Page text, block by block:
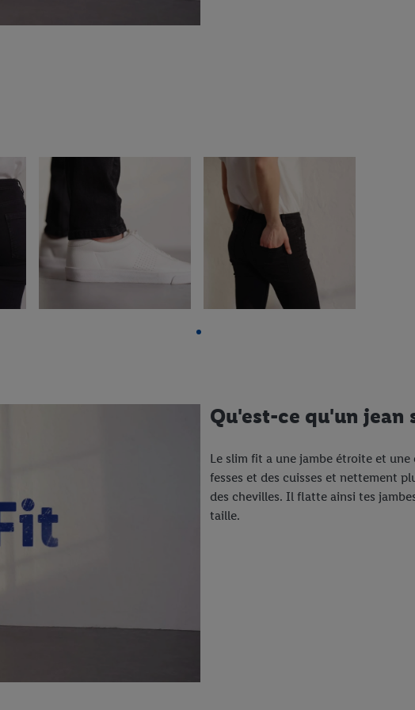
Qu'est-ce qu'un jean
Le slim fit a une jambe étroite et
fesses et des cuisses et nettement
des chevilles. Il flatte ainsi tes
taille.